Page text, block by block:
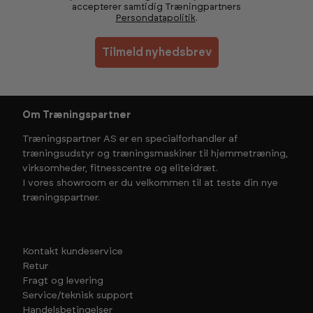
accepterer samtidig Træningpartners
Persondatapolitik.
Tilmeld nyhedsbrev
Om Træningspartner
Træningspartner AS er en specialforhandler af
træningsudstyr og træningsmaskiner til hjemmetræning,
virksomheder, fitnesscentre og eliteidræt.
I vores showroom er du velkommen til at teste din nye
træningspartner.
Kontakt kundeservice
Retur
Fragt og levering
Service/teknisk support
Handelsbetingelser